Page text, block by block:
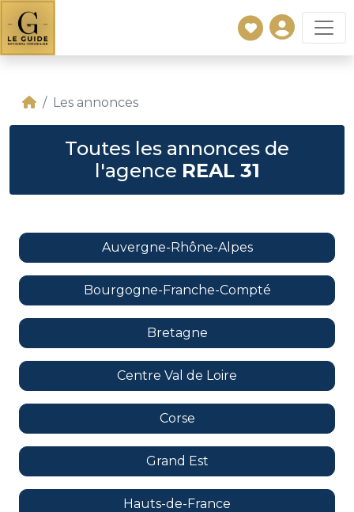
Les annonces
Toutes les annonces de
l'agence REAL 31
Auvergne-Rhône-Alpes
Bourgogne-Franche-Compté
Bretagne
Centre Val de Loire
Corse
Grand Est
Hauts-de-France